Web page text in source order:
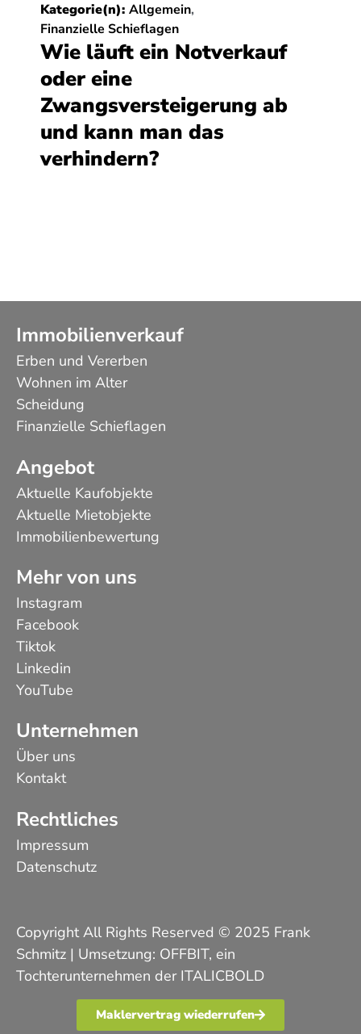
Kategorie(n): Allgemein,
Finanzielle Schieflagen
Wie läuft ein Notverkauf
oder eine
Zwangsversteigerung ab
und kann man das
verhindern?
Immobilienverkauf
Erben und Vererben
Wohnen im Alter
Scheidung
Finanzielle Schieflagen
Angebot
Aktuelle Kaufobjekte
Aktuelle Mietobjekte
Immobilienbewertung
Mehr von uns
Instagram
Facebook
Tiktok
Linkedin
YouTube
Unternehmen
Über uns
Kontakt
Rechtliches
Impressum
Datenschutz
Copyright All Rights Reserved © 2025 Frank
Schmitz | Umsetzung: OFFBIT, ein
Tochterunternehmen der ITALICBOLD
Maklervertrag wiederrufen